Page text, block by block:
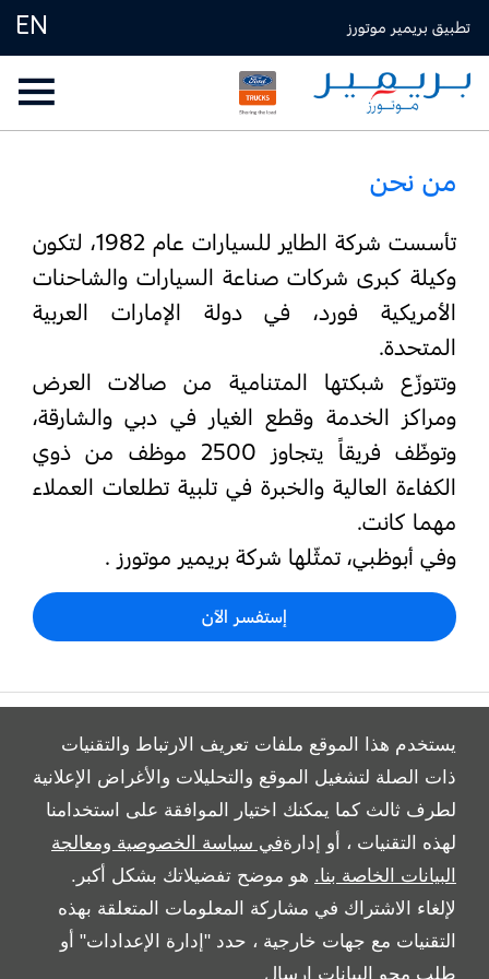
يستخدم هذا الموقع ملفات تعريف الارتباط والتقنيات
ذات الصلة لتشغيل الموقع والتحليلات والأغراض الإعلانية
لطرف ثالث كما يمكنك اختيار الموافقة على استخدامنا
لهذه التقنيات ، أو إدارةفي سياسة الخصوصية ومعالجة
البيانات الخاصة بنا. هو موضح تفضيلاتك بشكل أكبر.
لإلغاء الاشتراك في مشاركة المعلومات المتعلقة بهذه
التقنيات مع جهات خارجية ، حدد "إدارة الإعدادات" أو
طلب محو البيانات إرسال
EN تطبيق بريمير موتورز
من نحن
تأسست شركة الطاير للسيارات عام 1982، لتكون
وكيلة كبرى شركات صناعة السيارات والشاحنات
الأمريكية فورد، في دولة الإمارات العربية
المتحدة.
وتتوزّع شبكتها المتنامية من صالات العرض
ومراكز الخدمة وقطع الغيار في دبي والشارقة،
وتوظّف فريقاً يتجاوز 2500 موظف من ذوي
الكفاءة العالية والخبرة في تلبية تطلعات العملاء
مهما كانت.
وفي أبوظبي، تمثّلها شركة بريمير موتورز .
إستفسر الآن
All Rights Reserved
Follow بريمير موتورز